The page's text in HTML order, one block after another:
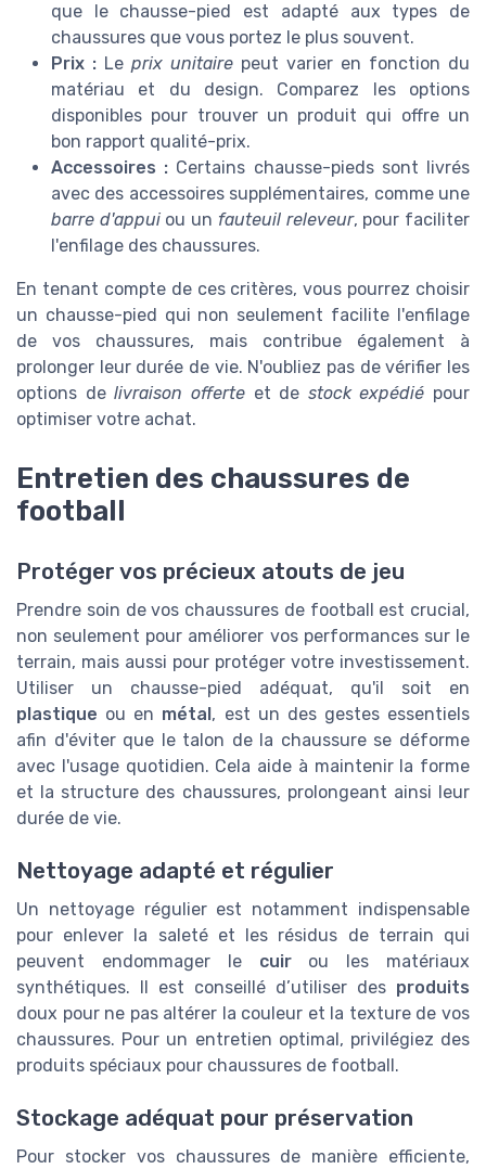
que le chausse-pied est adapté aux types de
chaussures que vous portez le plus souvent.
Prix : Le prix unitaire peut varier en fonction du
matériau et du design. Comparez les options
disponibles pour trouver un produit qui offre un
bon rapport qualité-prix.
Accessoires : Certains chausse-pieds sont livrés
avec des accessoires supplémentaires, comme une
barre d'appuiou un fauteuil releveur, pour faciliter
l'enfilage des chaussures.
En tenant compte de ces critères, vous pourrez choisir
un chausse-pied qui non seulement facilite l'enfilage
de vos chaussures, mais contribue également à
prolonger leur durée de vie. N'oubliez pas de vérifier les
options delivraison offerteet de stock expédié pour
optimiser votre achat.
Entretien des chaussures de
football
Protéger vos précieux atouts de jeu
Prendre soin de vos chaussures de football est crucial,
non seulement pour améliorer vos performances sur le
terrain, mais aussi pour protéger votre investissement.
Utiliser un chausse-pied adéquat, qu'il soit en
plastique ou en métal, est un des gestes essentiels
afin d'éviter que le talon de la chaussure se déforme
avec l'usage quotidien. Cela aide à maintenir la forme
et la structure des chaussures, prolongeant ainsi leur
durée de vie.
Nettoyage adapté et régulier
Un nettoyage régulier est notamment indispensable
pour enlever la saleté et les résidus de terrain qui
peuvent endommager le cuirou les matériaux
synthétiques. Il est conseillé d’utiliser des produits
doux pour ne pas altérer la couleur et la texture de vos
chaussures. Pour un entretien optimal, privilégiez des
produits spéciaux pour chaussures de football.
Stockage adéquat pour préservation
Pour stocker vos chaussures de manière efficiente,